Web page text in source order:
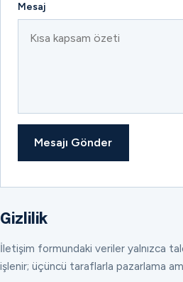
Mesaj
Mesajı Gönder
Gizlilik
İletişim formundaki veriler yalnızca
işlenir; üçüncü taraflarla pazarlama